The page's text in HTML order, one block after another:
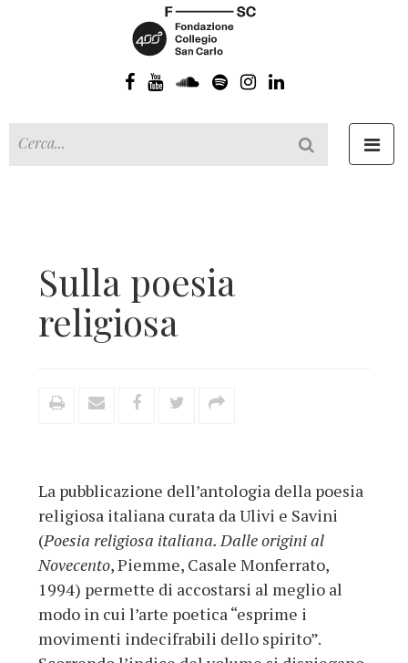
Sulla poesia
religiosa
La pubblicazione dell’antologia della poesia
religiosa italiana curata da Ulivi e Savini
(Poesia religiosa italiana. Dalle origini al
Novecento, Piemme, Casale Monferrato,
1994) permette di accostarsi al meglio al
modo in cui l’arte poetica “esprime i
movimenti indecifrabili dello spirito”.